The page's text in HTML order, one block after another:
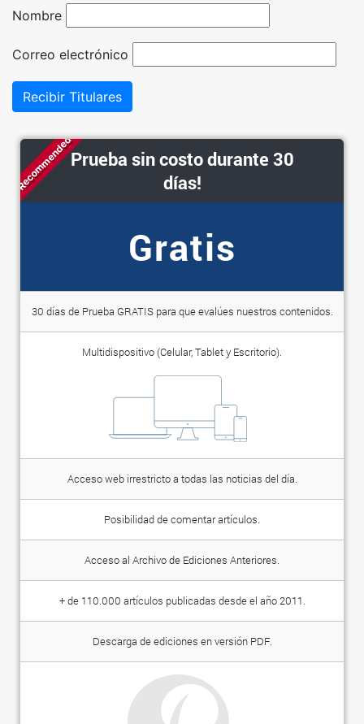
Nombre
Correo electrónico
Recibir Titulares
RecommendedPrueba sin costo durante 30
días!
Gratis
30 días de Prueba GRATIS para que evalúes nuestros contenidos.
Multidispositivo (Celular, Tablet y Escritorio).
Acceso web irrestricto a todas las noticias del día.
Posibilidad de comentar artículos.
Acceso al Archivo de Ediciones Anteriores.
+ de 110.000 artículos publicadas desde el año 2011.
Descarga de ediciones en versión PDF.